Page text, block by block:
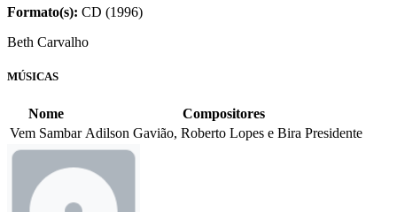
Formato(s): CD (1996)
Beth Carvalho
MÚSICAS
Nome
Compositores
Vem Sambar Adilson Gavião, Roberto Lopes e Bira Presidente